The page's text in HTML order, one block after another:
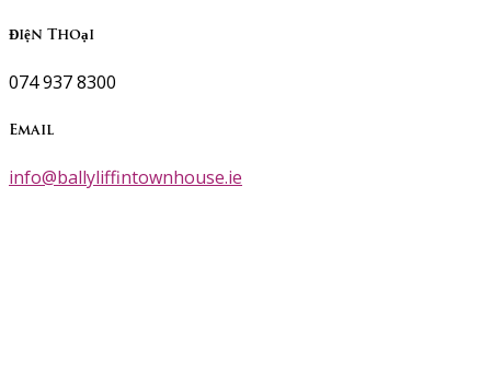
Điện Thoại
074 937 8300
Email
info@ballyliffintownhouse.ie